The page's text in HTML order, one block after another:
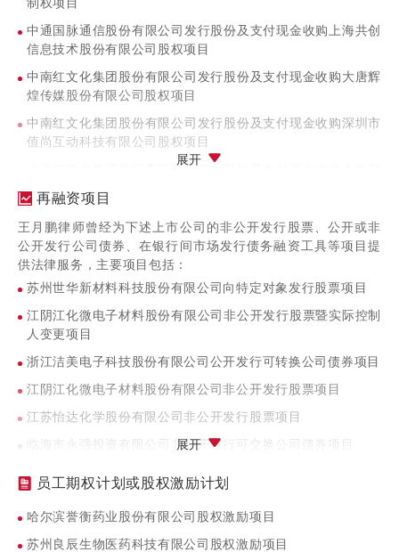
江阴江化微电子材料股份有限公司（603078）首次公开发行
股票并上市项目
江苏丽岛新材料股份有限公司（603937）首次公开发行股票
并上市项目
东方网力科技股份有限公司（300367）首次公开发行股票并
上市项目
雅本化学股份有限公司（300261）首次公开发行股票并上市
苏州恒久光电科技股份有限公司（002808）首次公开发行股
票并上市项目
浙江永强集团股份有限公司（002489）首次公开发行股票并
上市项目
中通国脉通信股份有限公司发行股份及支付现金收购上海共创
信息技术股份有限公司股权项目
中南红文化集团股份有限公司发行股份及支付现金收购大唐辉
煌传媒股份有限公司股权项目
中南红文化集团股份有限公司发行股份及支付现金收购深圳市
值尚互动科技有限公司股权项目
中南红文化集团股份有限公司发行股份及支付现金收购上海极
股权项目
青岛拾玉健康科技有限公司收购青岛双鲸药业股份有限公司股
权项目
展开
再融资项目
王月鹏律师曾经为下述上市公司的非公开发行股票、公开或非
公开发行公司债券、在银行间市场发行债务融资工具等项目提
供法律服务，主要项目包括：
苏州世华新材料科技股份有限公司向特定对象发行股票项目
江阴江化微电子材料股份有限公司非公开发行股票暨实际控制
人变更项目
浙江洁美电子科技股份有限公司公开发行可转换公司债券项目
江阴江化微电子材料股份有限公司非公开发行股票项目
江苏怡达化学股份有限公司非公开发行股票项目
临海市永强投资有限公司非公开发行可交换公司债券项目
券项目
河北以岭医药集团有限公司面向合格投资者公开发行可交换公
司债券项目
展开
员工期权计划或股权激励计划
哈尔滨誉衡药业股份有限公司股权激励项目
苏州良辰生物医药科技有限公司股权激励项目